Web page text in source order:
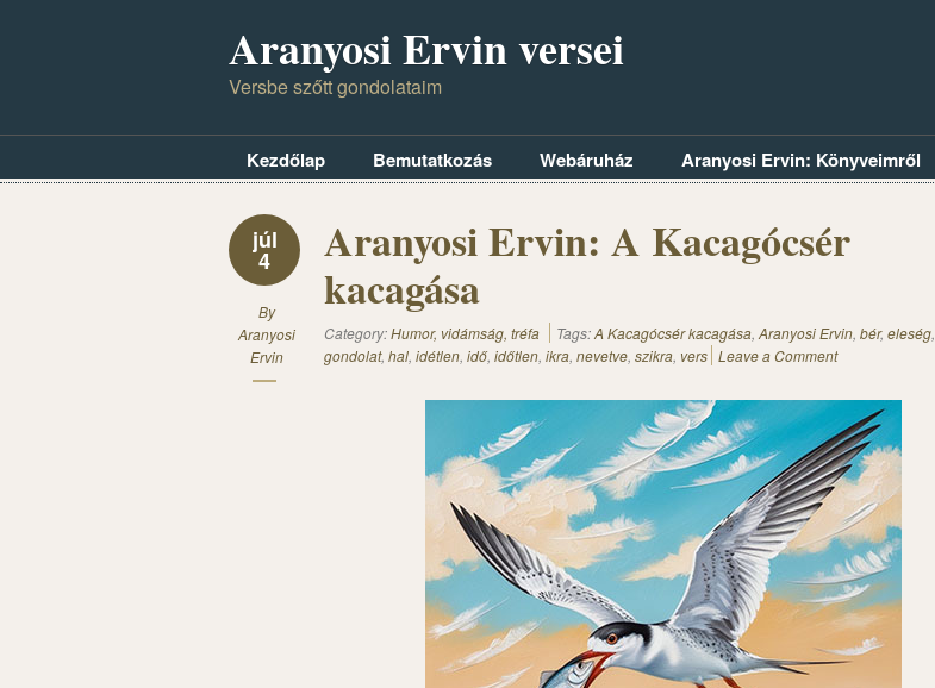
Aranyosi Ervin versei
Versbe szőtt gondolataim
Kezdőlap Bemutatkozás Webáruház Aranyosi Ervin: Könyveimről
júl
4
By
Aranyosi
Ervin
Aranyosi Ervin: A Kacagócsér
kacagása
Category:Humor, vidámság, tréfa Tags:A Kacagócsér kacagása, Aranyosi Ervin, bér, eleség,
gondolat, hal, idétlen, idő, időtlen, ikra, nevetve, szikra, vers Leave a Comment